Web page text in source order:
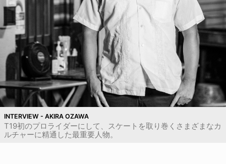
INTERVIEW - AKIRA OZAWA
T19初のプロライダーにして、スケートを取り巻くさまざまなカ
ルチャーに精通した最重要人物。